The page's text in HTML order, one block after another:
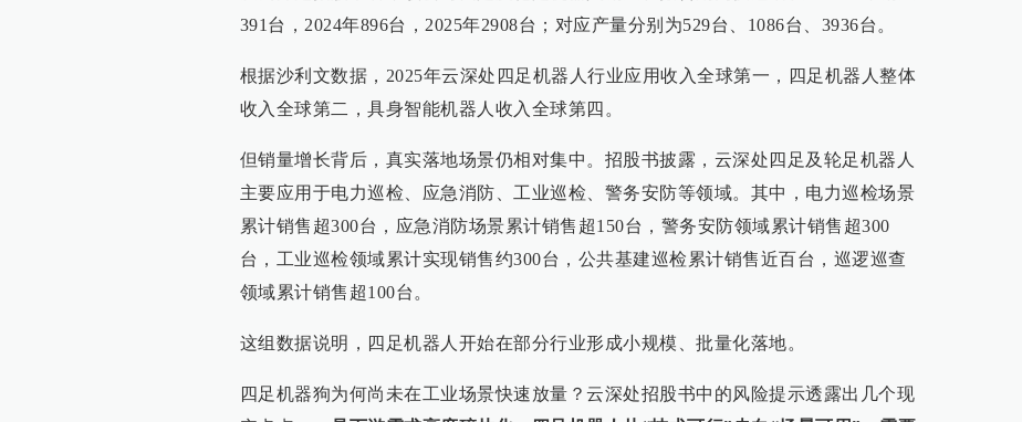
391台，2024年896台，2025年2908台；对应产量分别为529台、1086台、3936台。
根据沙利文数据，2025年云深处四足机器人行业应用收入全球第一，四足机器人整体
收入全球第二，具身智能机器人收入全球第四。
但销量增长背后，真实落地场景仍相对集中。招股书披露，云深处四足及轮足机器人
主要应用于电力巡检、应急消防、工业巡检、警务安防等领域。其中，电力巡检场景
累计销售超300台，应急消防场景累计销售超150台，警务安防领域累计销售超300
台，工业巡检领域累计实现销售约300台，公共基建巡检累计销售近百台，巡逻巡查
领域累计销售超100台。
这组数据说明，四足机器人开始在部分行业形成小规模、批量化落地。
四足机器狗为何尚未在工业场景快速放量？云深处招股书中的风险提示透露出几个现